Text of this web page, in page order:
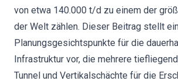
von etwa 140.000 t/d zu einem der
der Welt zählen. Dieser Beitrag stellt
Planungsgesichtspunkte für die
Infrastruktur vor, die mehrere
Tunnel und Vertikalschächte für die